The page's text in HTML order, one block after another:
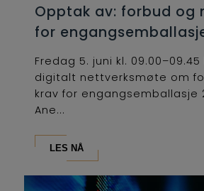
Opptak av: forbud og
for
Fredag 5. juni kl.
digitalt nettverksmøte om
krav for engangsemballasje
Ane...
LES NÅ